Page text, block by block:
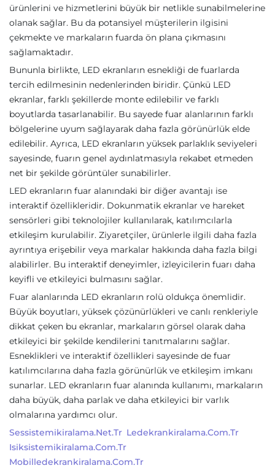
ürünlerini ve hizmetlerini büyük bir netlikle sunabilmelerine
olanak sağlar. Bu da potansiyel müşterilerin ilgisini
çekmekte ve markaların fuarda ön plana çıkmasını
sağlamaktadır.
Bununla birlikte, LED ekranların esnekliği de fuarlarda
tercih edilmesinin nedenlerinden biridir. Çünkü LED
ekranlar, farklı şekillerde monte edilebilir ve farklı
boyutlarda tasarlanabilir. Bu sayede fuar alanlarının farklı
bölgelerine uyum sağlayarak daha fazla görünürlük elde
edilebilir. Ayrıca, LED ekranların yüksek parlaklık seviyeleri
sayesinde, fuarın genel aydınlatmasıyla rekabet etmeden
net bir şekilde görüntüler sunabilirler.
LED ekranların fuar alanındaki bir diğer avantajı ise
interaktif özellikleridir. Dokunmatik ekranlar ve hareket
sensörleri gibi teknolojiler kullanılarak, katılımcılarla
etkileşim kurulabilir. Ziyaretçiler, ürünlerle ilgili daha fazla
ayrıntıya erişebilir veya markalar hakkında daha fazla bilgi
alabilirler. Bu interaktif deneyimler, izleyicilerin fuarı daha
keyifli ve etkileyici bulmasını sağlar.
Fuar alanlarında LED ekranların rolü oldukça önemlidir.
Büyük boyutları, yüksek çözünürlükleri ve canlı renkleriyle
dikkat çeken bu ekranlar, markaların görsel olarak daha
etkileyici bir şekilde kendilerini tanıtmalarını sağlar.
Esneklikleri ve interaktif özellikleri sayesinde de fuar
katılımcılarına daha fazla görünürlük ve etkileşim imkanı
sunarlar. LED ekranların fuar alanında kullanımı, markaların
daha büyük, daha parlak ve daha etkileyici bir varlık
olmalarına yardımcı olur.
Sessistemikiralama.net.tr Ledekrankiralama.com.tr
Isiksistemikiralama.com.tr
Mobilledekrankiralama.com.tr